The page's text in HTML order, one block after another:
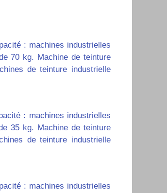
: machines industrielles
70 kg. Machine de teinture
de teinture industrielle
: machines industrielles
35 kg. Machine de teinture
de teinture industrielle
: machines industrielles